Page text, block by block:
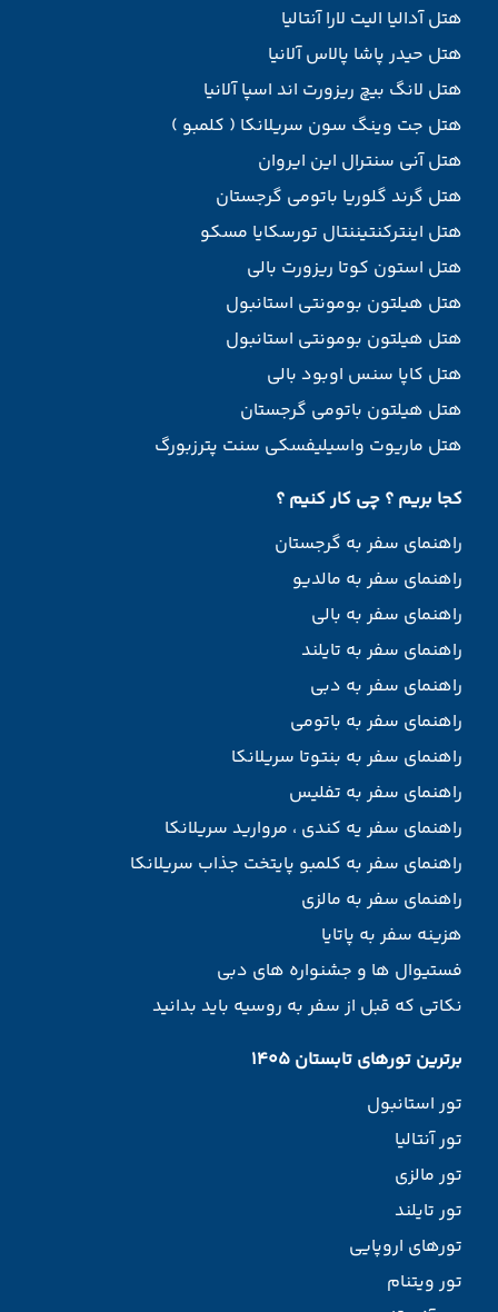
هتل آدالیا الیت لارا آنتالیا
هتل حیدر پاشا پالاس آلانیا
هتل لانگ بیچ ریزورت اند اسپا آلانیا
هتل جت وینگ سون سریلانکا ( کلمبو )
هتل آنی سنترال این ایروان
هتل گرند گلوریا باتومی گرجستان
هتل اینترکنتیننتال تورسکایا مسکو
هتل استون کوتا ریزورت بالی
هتل هیلتون بومونتی استانبول
هتل هیلتون بومونتی استانبول
هتل کاپا سنس اوبود بالی
هتل هیلتون باتومی گرجستان
هتل ماریوت واسیلیفسکی سنت پترزبورگ
کجا بریم ؟ چی کار کنیم ؟
راهنمای سفر به گرجستان
راهنمای سفر به مالدیو
راهنمای سفر به بالی
راهنمای سفر به تایلند
راهنمای سفر به دبی
راهنمای سفر به باتومی
راهنمای سفر به بنتوتا سریلانکا
راهنمای سفر به تفلیس
راهنمای سفر یه کندی ، مروارید سریلانکا
راهنمای سفر به کلمبو پایتخت جذاب سریلانکا
راهنمای سفر به مالزی
هزینه سفر به پاتایا
فستیوال ها و جشنواره های دبی
نکاتی که قبل از سفر به روسیه باید بدانید
برترین تورهای تابستان 1405
تور استانبول
تور آنتالیا
تور مالزی
تور تایلند
تورهای اروپایی
تور ویتنام